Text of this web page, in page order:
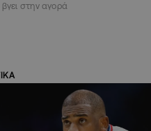
βγει στην αγορά